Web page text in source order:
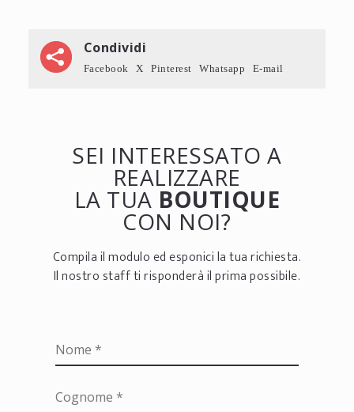
Condividi
Facebook X Pinterest Whatsapp E-mail
SEI INTERESSATO A
REALIZZARE
LA TUA BOUTIQUE
CON NOI?
Compila il modulo ed esponici la tua richiesta.
Il nostro staff ti risponderà il prima possibile.